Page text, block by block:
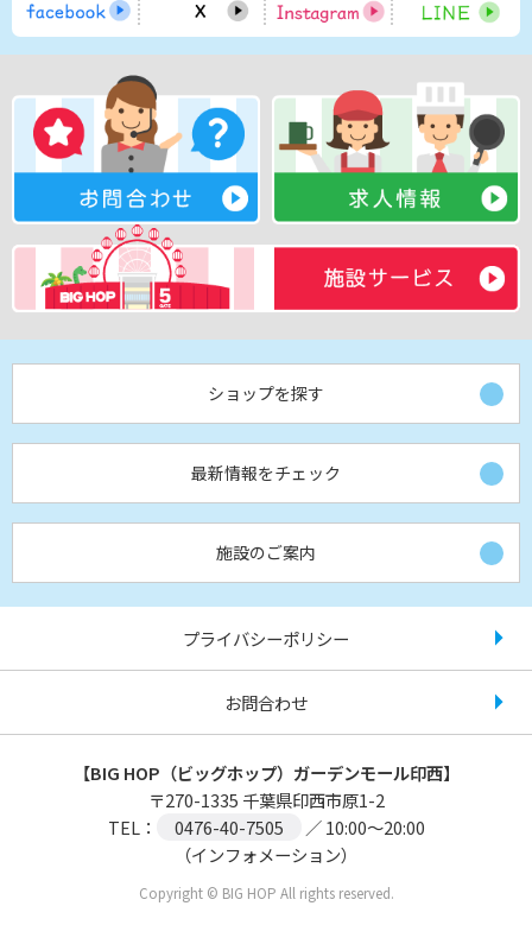
ショップを探す
最新情報をチェック
施設のご案内
プライバシーポリシー
お問合わせ
【BIG HOP（ビッグホップ）ガーデンモール印西】
〒270-1335 千葉県印西市原1-2
TEL：
0476-40-7505
／ 10:00～20:00
（インフォメーション）
Copyright © BIG HOP All rights reserved.